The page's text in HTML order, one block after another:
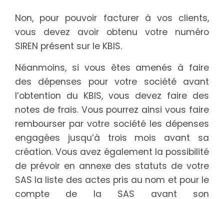
Non, pour pouvoir facturer à vos clients,
vous devez avoir obtenu votre numéro
SIREN présent sur le KBIS.
Néanmoins, si vous êtes amenés à faire
des dépenses pour votre société avant
l’obtention du KBIS, vous devez faire des
notes de frais. Vous pourrez ainsi vous faire
rembourser par votre société les dépenses
engagées jusqu’à trois mois avant sa
création. Vous avez également la possibilité
de prévoir en annexe des statuts de votre
SAS la liste des actes pris au nom et pour le
compte de la SAS avant son